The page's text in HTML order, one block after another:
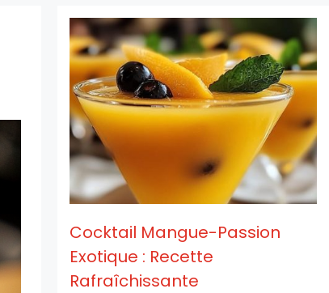
Cocktail Mangue-Passion
Exotique : Recette
Rafraîchissante